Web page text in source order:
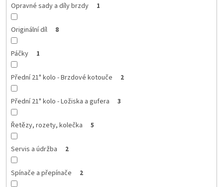
Opravné sady a díly brzdy 1
Originální díl 8
Páčky 1
Přední 21" kolo - Brzdové kotouče 2
Přední 21" kolo - Ložiska a gufera 3
Řetězy, rozety, kolečka 5
Servis a údržba 2
Spínače a přepínače 2